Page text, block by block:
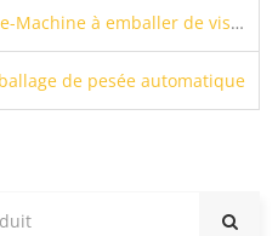
à emballer de vis de disque
de pesée automatique